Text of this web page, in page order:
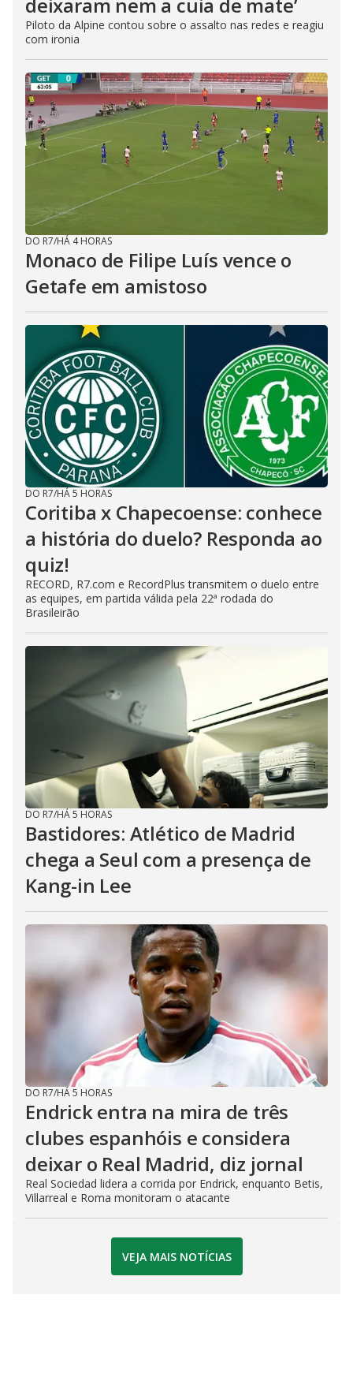
Piloto da Alpine contou sobre o assalto nas redes e reagiu
com ironia
DO R7/HÁ 4 HORAS
Monaco de Filipe Luís vence o
Getafe em amistoso
DO R7/HÁ 5 HORAS
Coritiba x Chapecoense: conhece
a história do duelo? Responda ao
quiz!
RECORD, R7.com e RecordPlus transmitem o duelo entre
as equipes, em partida válida pela 22ª rodada do
Brasileirão
DO R7/HÁ 5 HORAS
Bastidores: Atlético de Madrid
chega a Seul com a presença de
Kang-in Lee
DO R7/HÁ 5 HORAS
Endrick entra na mira de três
clubes espanhóis e considera
deixar o Real Madrid, diz jornal
Real Sociedad lidera a corrida por Endrick, enquanto Betis,
Villarreal e Roma monitoram o atacante
VEJA MAIS NOTÍCIAS